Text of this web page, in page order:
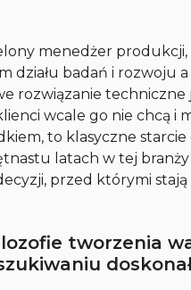
menedżer produkcji,
działu badań i rozwoju
rozwiązanie
wcale go nie chcą i
to klasyczne
latach w tej
przed którymi stają
tworzenia